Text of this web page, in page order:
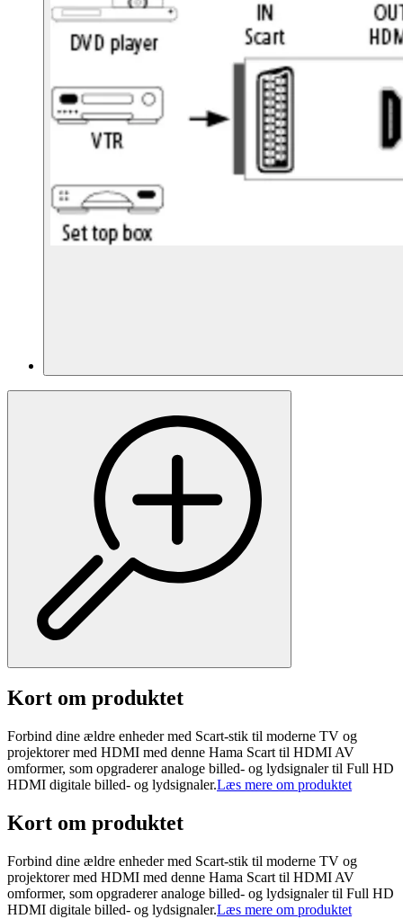
Kort om produktet
Forbind dine ældre enheder med Scart-stik til moderne TV og
projektorer med HDMI med denne Hama Scart til HDMI AV
omformer, som opgraderer analoge billed- og lydsignaler til Full HD
HDMI digitale billed- og lydsignaler.Læs mere om produktet
Kort om produktet
Forbind dine ældre enheder med Scart-stik til moderne TV og
projektorer med HDMI med denne Hama Scart til HDMI AV
omformer, som opgraderer analoge billed- og lydsignaler til Full HD
HDMI digitale billed- og lydsignaler.Læs mere om produktet